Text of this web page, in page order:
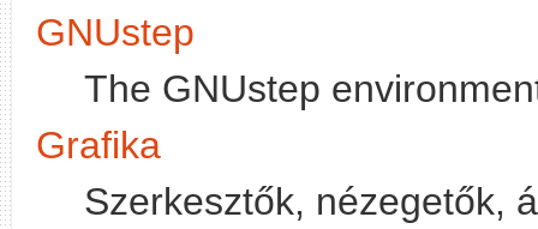
GNUstep
The GNUstep
Grafika
Szerkesztők, nézegetők,